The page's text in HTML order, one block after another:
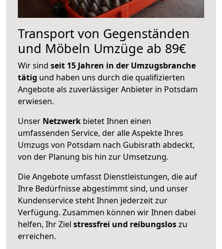
Transport von Gegenständen
und Möbeln Umzüge ab 89€
Wir sind seit 15 Jahren in der Umzugsbranche
tätig und haben uns durch die qualifizierten
Angebote als zuverlässiger Anbieter in Potsdam
erwiesen.
Unser Netzwerk bietet Ihnen einen
umfassenden Service, der alle Aspekte Ihres
Umzugs von Potsdam nach Gubisrath abdeckt,
von der Planung bis hin zur Umsetzung.
Die Angebote umfasst Dienstleistungen, die auf
Ihre Bedürfnisse abgestimmt sind, und unser
Kundenservice steht Ihnen jederzeit zur
Verfügung. Zusammen können wir Ihnen dabei
helfen, Ihr Ziel stressfrei und reibungsloszu
erreichen.